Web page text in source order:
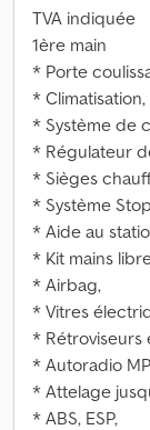
TVA indiquée
1ère main
* Porte
* Climatisation,
* Système de
* Régulateur
* Sièges
* Système
* Aide au
* Kit mains
* Airbag,
* Vitres
* Rétroviseurs
* Autoradio
* Attelage
* ABS, ESP,